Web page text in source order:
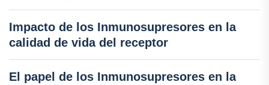
Impacto de los Inmunosupresores en la
calidad de vida del receptor
El papel de los Inmunosupresores en la